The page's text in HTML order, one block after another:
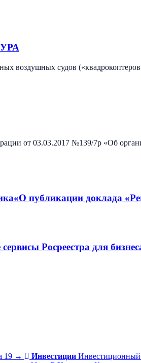
воздушных судов
от 03.03.2017 №139/7р «Об
публикации доклада
Росреестра для
19 → Инвестиции Инвестиционный